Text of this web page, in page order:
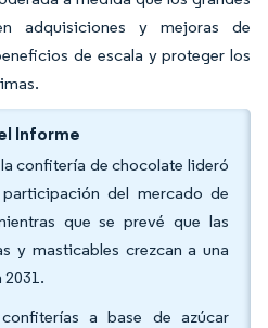
adquisiciones y mejoras de
de escala y proteger los
Informe
confitería de chocolate lideró
del mercado de
que se prevé que las
y masticables crezcan a una
2031.
a base de azúcar